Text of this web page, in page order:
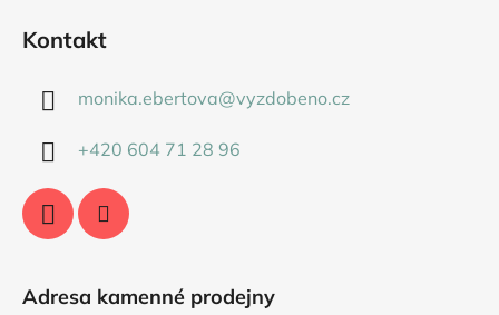
Kontakt
monika.ebertova@vyzdobeno.cz
+420 604 71 28 96
Adresa kamenné prodejny